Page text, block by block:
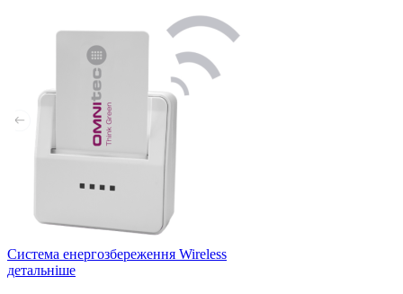
Система енергозбереження Wireless
детальніше